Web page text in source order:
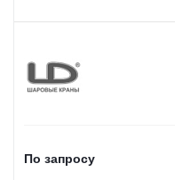
По запросу